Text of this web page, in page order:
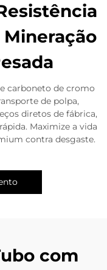
carboneto de cromo
de polpa,
diretos de fábrica,
Maximize a vida
contra desgaste.
com